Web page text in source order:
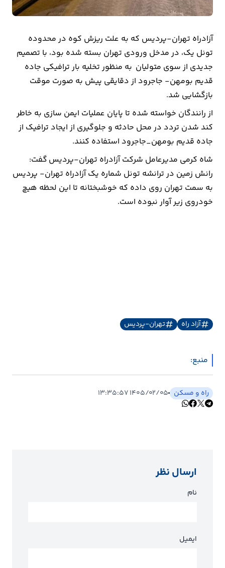
کشاورزی
راه
و
مسکن
اقتصاد
ایران
ارتباطات
خودرو
عمومی
آزادراه تهران-پردیس که به علت ریزش کوه در محدوده
تونل یک، در مدخل ورودی تهران بسته شده بود، با تصمیم
جدیدی از سوی متولیان به منظور تخلیه بار ترافیکی جاده
قدیم بومهن- جاجرود از دقایقی پیش به صورت موقت
بازگشایی شد.
از رانندگان خواسته شده تا پایان عملیات ایمن سازی به خاطر
کند شدن تردد در محل حادثه و جلوگیری از ایجاد ترافیک از
جاده قدیم بومهن_جاجرود استفاده کنند.
شاه کرمی مدیرعامل شرکت آزادراه تهران-پردیس گفت:
رانش زمین در ترانشه تونل شماره یک آزادراه تهران- پردیس
به سمت تهران روی داده که خوشبختانه تا این لحظه هیچ
خودروی زیر آوار نبوده است.
آزاد راه تهران-پردیس
منبع:
راه و مسکن ۱۴۰۵/۰۲/۰۵ ۱۳:۳۵:۵۷
ارسال نظر
نام
ایمیل